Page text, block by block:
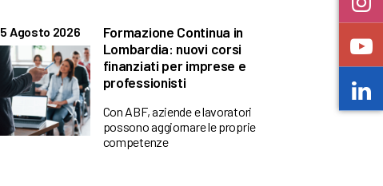
5 Agosto 2026
Formazione Continua in
Lombardia: nuovi corsi
finanziati per imprese e
professionisti
Con ABF, aziende e lavoratori
possono aggiornare le proprie
competenze